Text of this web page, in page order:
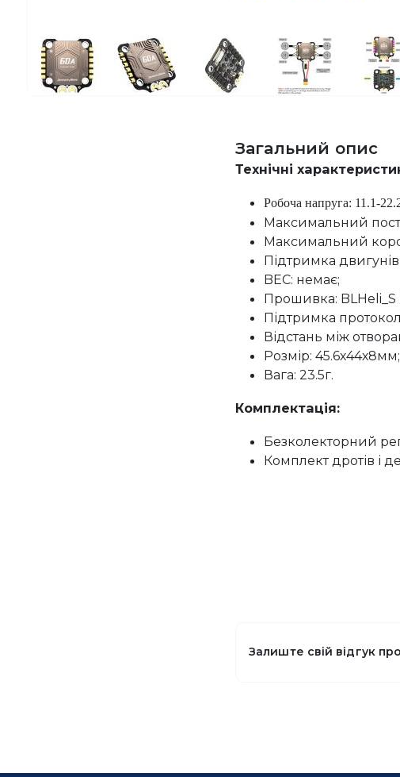
Загальний опис
Технічні
Робоча напруга: 11.1-
Максимальний
Максимальний
Підтримка
BEC: немає;
Прошивка: BLHeli_S
Підтримка
Відстань між
Розмір: 45.6х44х8мм;
Вага: 23.5г.
Комплектація:
Безколекторний
Комплект дротів і
Залиште свій відгук